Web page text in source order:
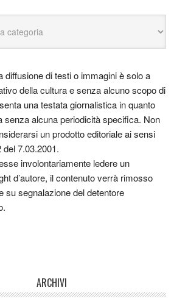
diffusione di testi o immagini è solo a
della cultura e senza alcuno scopo di
una testata giornalistica in quanto
senza alcuna periodicità specifica. Non
un prodotto editoriale ai sensi
del 7.03.2001.
involontariamente ledere un
d’autore, il contenuto verrà rimosso
su segnalazione del detentore
ARCHIVI